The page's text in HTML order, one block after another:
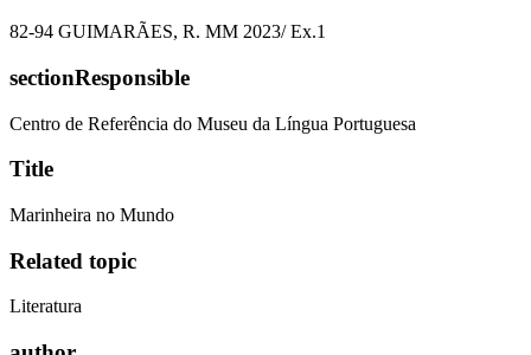
82-94 GUIMARÃES, R. MM 2023/ Ex.1
sectionResponsible
Centro de Referência do Museu da Língua Portuguesa
Title
Marinheira no Mundo
Related topic
Literatura